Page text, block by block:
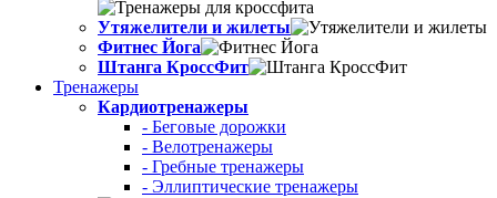
Утяжелители и жилеты
Фитнес Йога
Штанга КроссФит
Тренажеры
Кардиотренажеры
- Беговые дорожки
- Велотренажеры
- Гребные тренажеры
- Эллиптические тренажеры